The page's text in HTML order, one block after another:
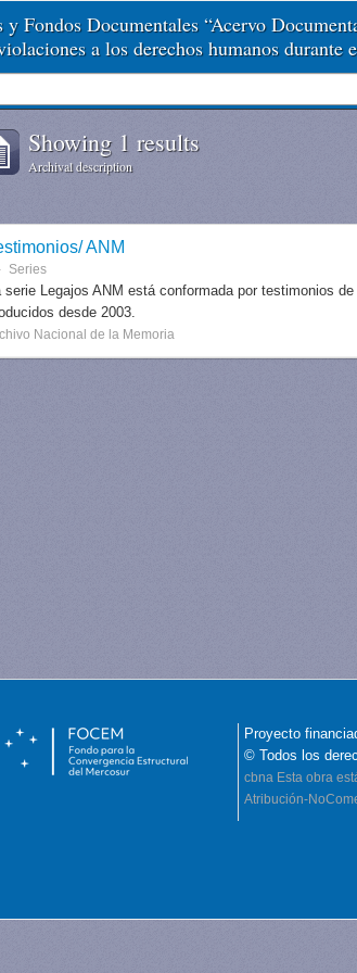
Fondos Documentales “Acervo
a los derechos humanos durante
Showing 1 results
Archival description
ANM
Series
serie Legajos ANM está conformada por testimonios
desde 2003.
Nacional de la Memoria
Proyecto
© Todos los
cbna Esta obra
Atribución-